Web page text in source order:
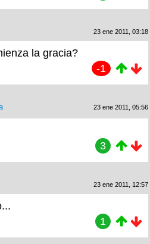
23 ene 2011, 03:18
la gracia?
-1
23 ene 2011, 05:56
3
23 ene 2011, 12:57
1